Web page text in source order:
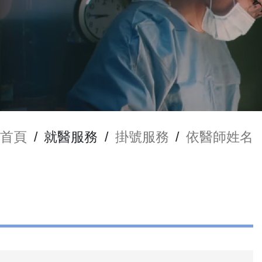
首頁 / 就醫服務 / 掛號服務 / 依醫師姓名